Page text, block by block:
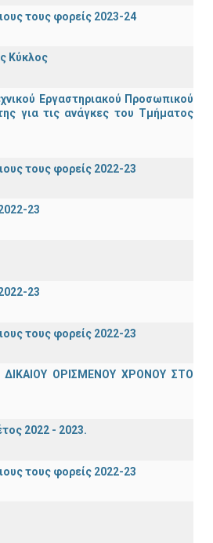
τους φορείς 2023-24
Κύκλος
Εργαστηριακού Προσωπικού
για τις ανάγκες του Τμήματος
τους φορείς 2022-23
23
23
τους φορείς 2022-23
ΟΡΙΣΜΕΝΟΥ ΧΡΟΝΟΥ ΣΤΟ
2022 - 2023.
τους φορείς 2022-23